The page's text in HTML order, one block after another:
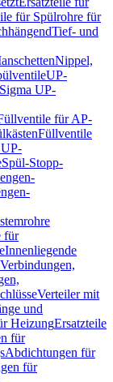
für Spülrohre für
Tief- und
Nippel,
UP-
UP-
für AP-
Füllventile
Spül-Stopp-
für
Innenliegende
Verteiler mit
und
HeizungErsatzteile
für
Abdichtungen für
für